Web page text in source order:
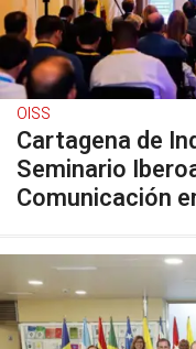
OISS
Cartagena de
Seminario
Comunicación